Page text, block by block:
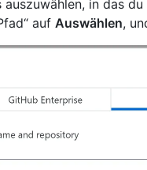
auszuwählen, in das
auf Auswählen,